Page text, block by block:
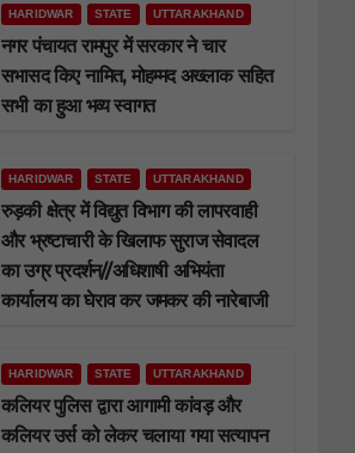
HARIDWAR STATE UTTARAKHAND
नगर पंचायत रामपुर में सरकार ने चार
सभासद किए नामित, मोहम्मद अख्लाक सहित
सभी का हुआ भव्य स्वागत
HARIDWAR STATE UTTARAKHAND
रुड़की क्षेत्र में विद्युत विभाग की लापरवाही
और भ्रष्टाचारी के खिलाफ सुराज सेवादल
का उग्र प्रदर्शन//अधिशाषी अभियंता
कार्यालय का घेराव कर जमकर की नारेबाजी
HARIDWAR STATE UTTARAKHAND
कलियर पुलिस द्वारा आगामी कांवड़ और
कलियर उर्स को लेकर चलाया गया सत्यापन